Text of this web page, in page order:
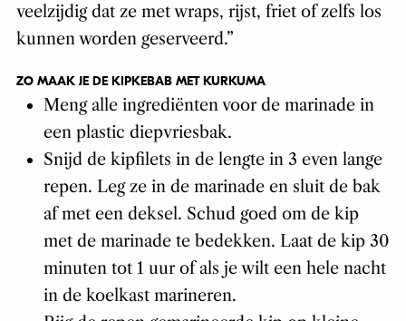
veelzijdig dat ze met wraps, rijst, friet of zelfs los
kunnen worden geserveerd.”
ZO MAAK JE DE KIPKEBAB MET KURKUMA
Meng alle ingrediënten voor de marinade in
een plastic diepvriesbak.
Snijd de kipfilets in de lengte in 3 even lange
repen. Leg ze in de marinade en sluit de bak
af met een deksel. Schud goed om de kip
met de marinade te bedekken. Laat de kip 30
minuten tot 1 uur of als je wilt een hele nacht
in de koelkast marineren.